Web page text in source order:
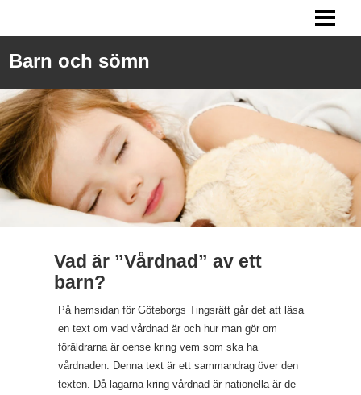
MITT BARN SOVER INTE
FÅ BARN ATT SOVA
BLOGG
Barn och sömn
Vad är ”Vårdnad” av ett
barn?
På hemsidan för Göteborgs Tingsrätt går det att läsa
en text om vad vårdnad är och hur man gör om
föräldrarna är oense kring vem som ska ha
vårdnaden. Denna text är ett sammandrag över den
texten. Då lagarna kring vårdnad är nationella är de